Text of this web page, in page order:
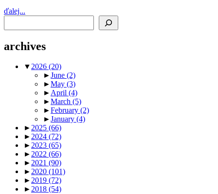
ďalej...
archives
▼2026 (20)
►June (2)
►May (3)
►April (4)
►March (5)
►February (2)
►January (4)
►2025 (66)
►2024 (72)
►2023 (65)
►2022 (66)
►2021 (90)
►2020 (101)
►2019 (72)
►2018 (54)